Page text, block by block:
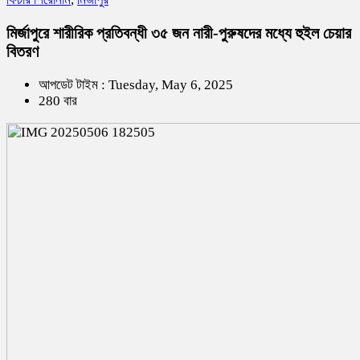
মির্জাপুরে শারীরিক প্রতিবন্ধী ৩৫ জন নারী-পুরুষদের মধ্যে হুইল চেয়ার
বিতরণ
আপডেট টাইম : Tuesday, May 6, 2025
280 বার